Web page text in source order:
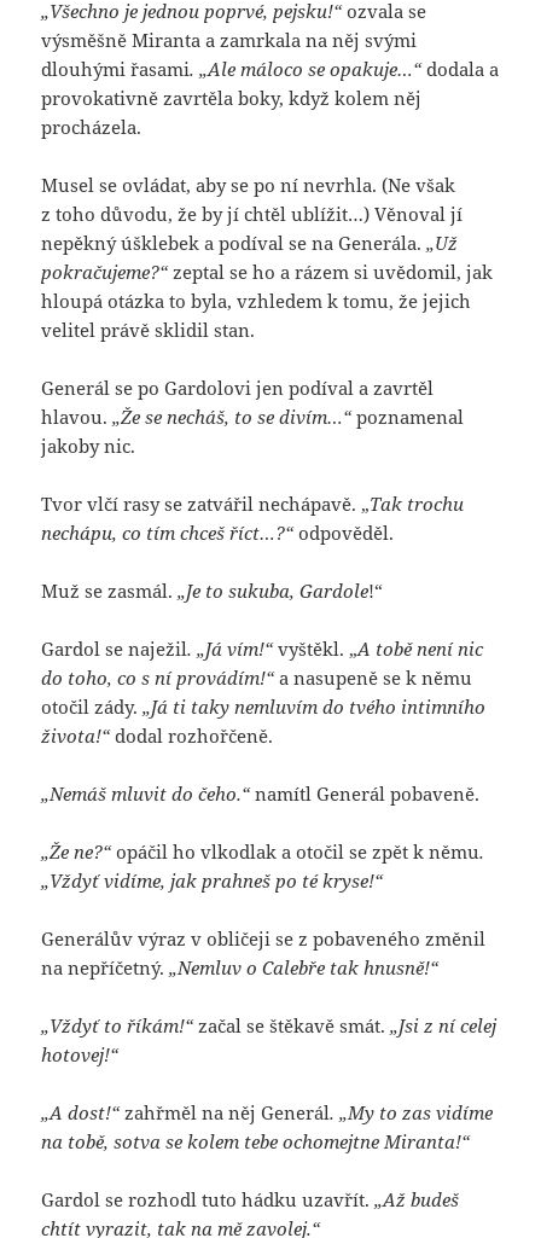
„Všechno je jednou poprvé, pejsku!“ozvala se
výsměšně Miranta a zamrkala na něj svými
dlouhými řasami. „Ale máloco se opakuje…“dodala a
provokativně zavrtěla boky, když kolem něj
procházela.
Musel se ovládat, aby se po ní nevrhla. (Ne však
z toho důvodu, že by jí chtěl ublížit…) Věnoval jí
nepěkný úšklebek a podíval se na Generála.„Už
pokračujeme?“zeptal se ho a rázem si uvědomil, jak
hloupá otázka to byla, vzhledem k tomu, že jejich
velitel právě sklidil stan.
Generál se po Gardolovi jen podíval a zavrtěl
hlavou.„Že se necháš, to se divím…“poznamenal
jakoby nic.
Tvor vlčí rasy se zatvářil nechápavě. „Tak trochu
nechápu, co tím chceš říct…?“odpověděl.
Muž se zasmál.„Je to sukuba, Gardole!“
Gardol se naježil. „Já vím!“vyštěkl. „A tobě není nic
do toho, co s ní provádím!“a nasupeně se k němu
otočil zády.„Já ti taky nemluvím do tvého intimního
života!“dodal rozhořčeně.
„Nemáš mluvit do čeho.“namítl Generál pobaveně.
„Že ne?“opáčil ho vlkodlak a otočil se zpět k němu.
„Vždyť vidíme, jak prahneš po té kryse!“
Generálův výraz v obličeji se z pobaveného změnil
na nepříčetný.„Nemluv o Calebře tak hnusně!“
„Vždyť to říkám!“začal se štěkavě smát.„Jsi z ní celej
hotovej!“
„A dost!“zahřměl na něj Generál. „My to zas vidíme
na tobě, sotva se kolem tebe ochomejtne Miranta!“
Gardol se rozhodl tuto hádku uzavřít.„Až budeš
chtít vyrazit, tak na mě zavolej.“